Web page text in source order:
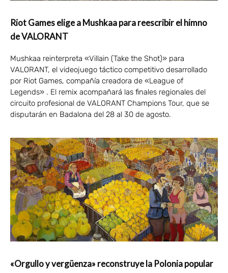
Riot Games elige a Mushkaa para reescribir el himno
de VALORANT
Mushkaa reinterpreta «Villain (Take the Shot)» para
VALORANT, el videojuego táctico competitivo desarrollado
por Riot Games, compañía creadora de «League of
Legends» . El remix acompañará las finales regionales del
circuito profesional de VALORANT Champions Tour, que se
disputarán en Badalona del 28 al 30 de agosto.
«Orgullo y vergüenza» reconstruye la Polonia popular